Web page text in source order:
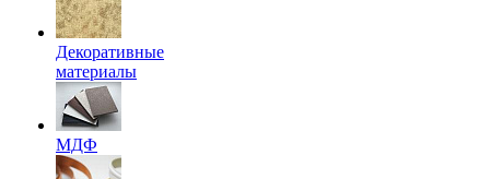
Декоративные
материалы
МДФ